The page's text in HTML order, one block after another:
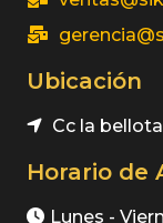
Ubicación
Cc la
Horario de
Lunes -